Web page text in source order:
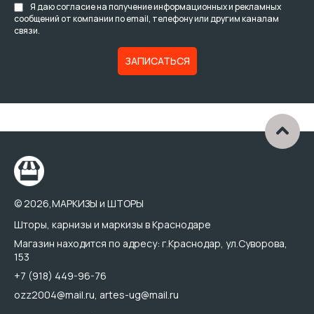
Я даю согласие на получение информационных и рекламных
сообщений от компании по email, телефону или другим каналам
связи.
© 2026,МАРКИЗЫ и ШТОРЫ
Шторы, карнизы и маркизы в Краснодаре
Магазин находится по адресу: г.Краснодар, ул.Суворова,
153
+7 (918) 449-96-76
ozz2004@mail.ru, artes-ug@mail.ru